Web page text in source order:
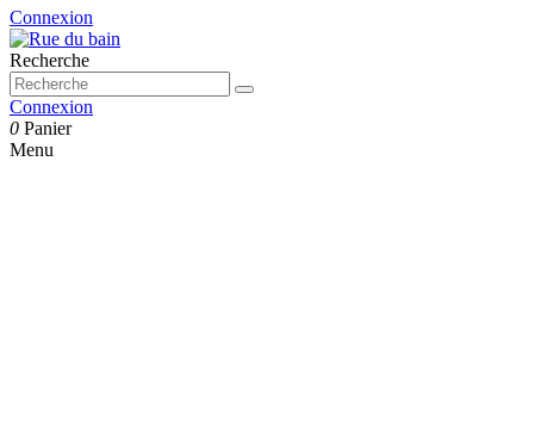
Connexion
Recherche
Connexion
0 Panier
Menu